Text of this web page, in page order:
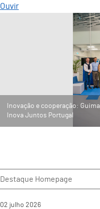
Ouvir
Inovação e cooperação:
Inova Juntos Portugal
Destaque Homepage
02 julho 2026